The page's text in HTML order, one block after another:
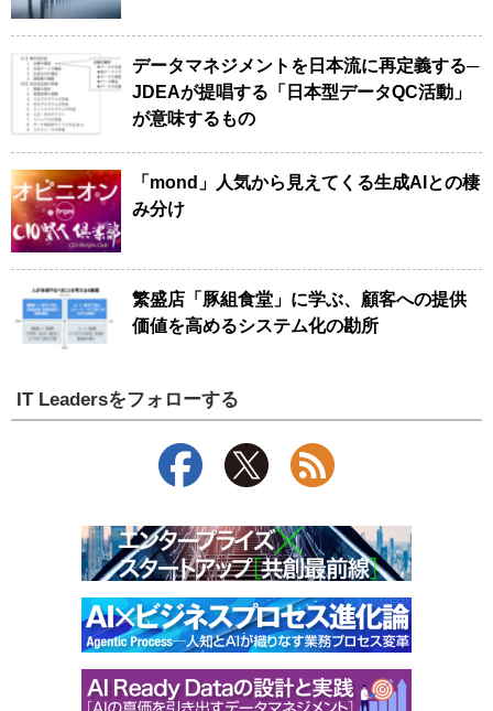
データマネジメントを日本流に再定義する─
JDEAが提唱する「日本型データQC活動」
が意味するもの
「mond」人気から見えてくる生成AIとの棲
み分け
繁盛店「豚組食堂」に学ぶ、顧客への提供
価値を高めるシステム化の勘所
IT Leadersをフォローする